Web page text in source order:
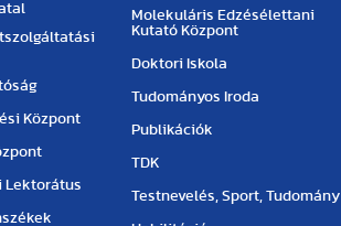
Központ
Lektorátus
Molekuláris Edzésélettani
Kutató Központ
Doktori Iskola
Tudományos Iroda
Publikációk
TDK
Testnevelés, Sport, Tudomány